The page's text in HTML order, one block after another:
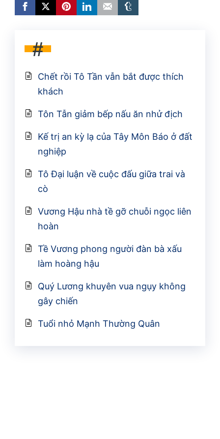
#
Chết rồi Tô Tần vẫn bắt được thích
khách
Tôn Tẫn giảm bếp nấu ăn nhử địch
Kế trị an kỳ lạ của Tây Môn Báo ở đất
nghiệp
Tô Đại luận về cuộc đấu giữa trai và
cò
Vương Hậu nhà tề gỡ chuỗi ngọc liên
hoàn
Tề Vương phong người đàn bà xấu
làm hoàng hậu
Quý Lương khuyên vua ngụy không
gây chiến
Tuổi nhỏ Mạnh Thường Quân